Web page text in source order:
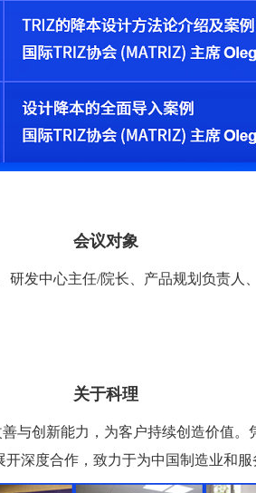
会议对象
研发中心主任/院长、产品规划负责人
关于科理
与创新能力，为客户持续创造价值
开深度合作，致力于为中国制造业和